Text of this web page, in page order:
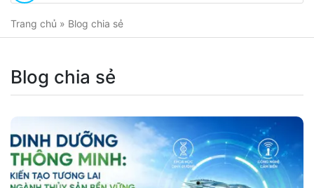
thiệu
phẩm
Đầu
Bọt
Khí
Ventek
sản
Trang chủ » Blog chia sẻ
Blog chia sẻ